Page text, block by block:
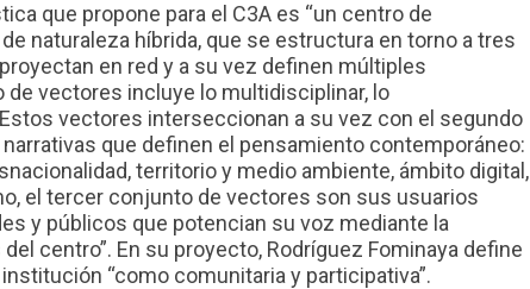
que propone para el C3A es “un centro de
naturaleza híbrida, que se estructura en torno a tres
en red y a su vez definen múltiples
vectores incluye lo multidisciplinar, lo
vectores interseccionan a su vez con el segundo
que definen el pensamiento contemporáneo:
territorio y medio ambiente, ámbito digital,
el tercer conjunto de vectores son sus usuarios
y públicos que potencian su voz mediante la
centro”. En su proyecto, Rodríguez Fominaya define
“como comunitaria y participativa”.